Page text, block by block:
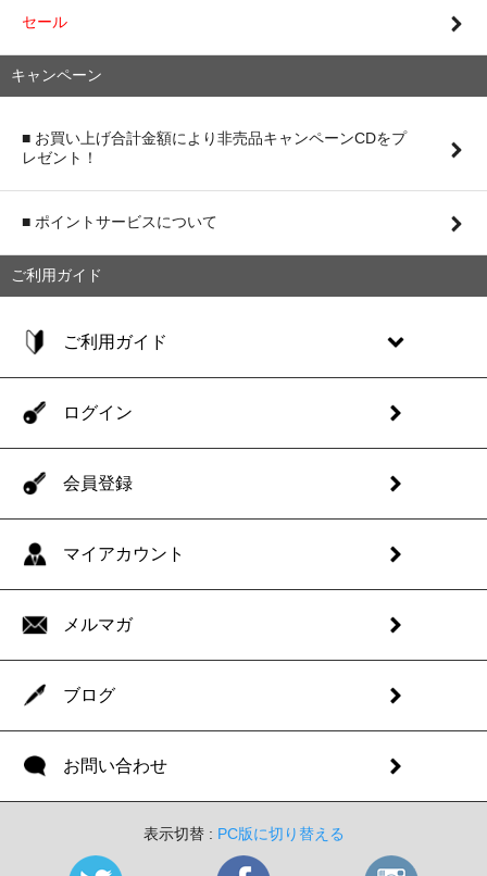
セール
キャンペーン
■ お買い上げ合計金額により非売品キャンペーンCDをプ
レゼント！
■ ポイントサービスについて
ご利用ガイド
ご利用ガイド
ログイン
会員登録
マイアカウント
メルマガ
ブログ
お問い合わせ
表示切替 : PC版に切り替える